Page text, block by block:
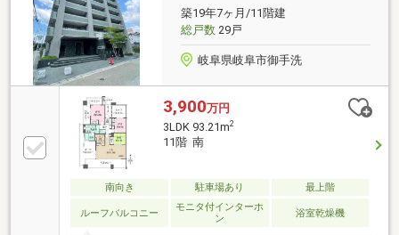
ビーのよろこびです。まずは、お気軽に電話・メール
でお問い合わせをお待ちしています！
築19年7ヶ月/11階建
総戸数29戸
岐阜県岐阜市御手洗
3,900万円
3LDK 93.21m2
11階 南
南向き 駐車場あり 最上階
ルーフバルコニー
モニタ付インターホ
ン
浴室乾燥機